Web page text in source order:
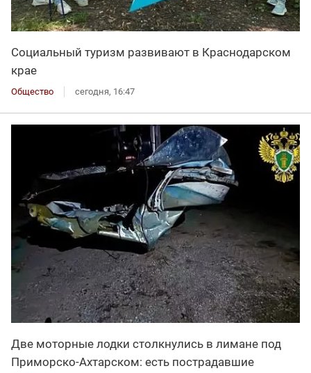
Социальный туризм развивают в Краснодарском
крае
Общество сегодня, 16:47
Две моторные лодки столкнулись в лимане под
Приморско-Ахтарском: есть пострадавшие